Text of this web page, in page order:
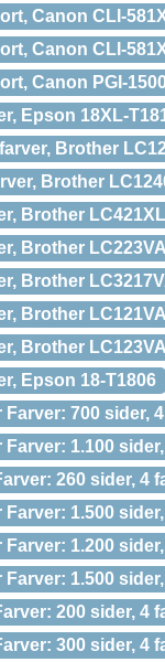
Canon CLI-
Canon CLI-
Canon PGI-
Epson 18XL-
Brother
Brother
Brother
Brother
Brother
Brother
Brother
Epson 18-T1806
700 sider,
1.100
260 sider, 4
1.500
1.200
1.500
200 sider, 4
300 sider, 4